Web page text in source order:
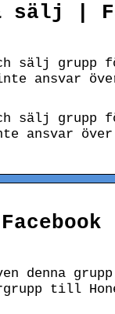
sälj |
sälj grupp
ansvar
sälj grupp
ansvar över
denna
till